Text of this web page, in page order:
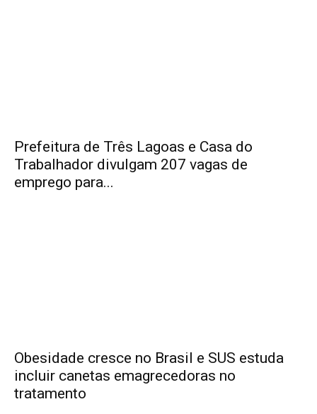
Prefeitura de Três Lagoas e Casa do
Trabalhador divulgam 207 vagas de
emprego para...
Obesidade cresce no Brasil e SUS estuda
incluir canetas emagrecedoras no
tratamento